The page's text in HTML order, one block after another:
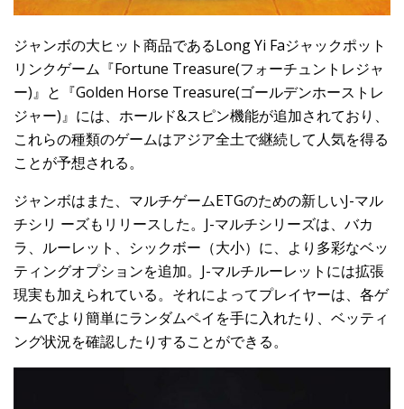
ジャンボの大ヒット商品であるLong Yi Faジャックポット
リンクゲーム『Fortune Treasure(フォーチュントレジャ
ー)』と『Golden Horse Treasure(ゴールデンホーストレ
ジャー)』には、ホールド&スピン機能が追加されており、
これらの種類のゲームはアジア全土で継続して人気を得る
ことが予想される。
ジャンボはまた、マルチゲームETGのための新しいJ-マル
チシリ ーズもリリースした。J-マルチシリーズは、バカ
ラ、ルーレット、シックボー（大小）に、より多彩なベッ
ティングオプションを追加。J-マルチルーレットには拡張
現実も加えられている。それによってプレイヤーは、各ゲ
ームでより簡単にランダムペイを手に入れたり、ベッティ
ング状況を確認したりすることができる。